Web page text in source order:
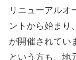
リニューアルオ
ントから始まり
が開催されてい
という方も、地